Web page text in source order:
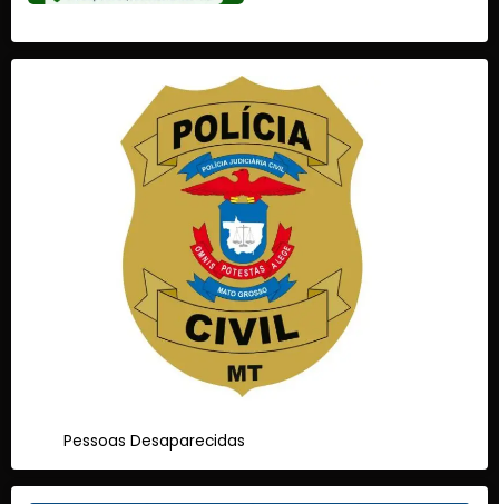
Pessoas Desaparecidas